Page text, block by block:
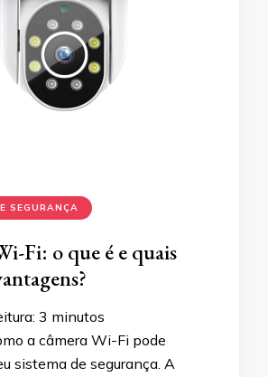
SEGURANÇA
Fi: o que é e quais
3 minutos
a câmera Wi-Fi pode
sistema de segurança. A